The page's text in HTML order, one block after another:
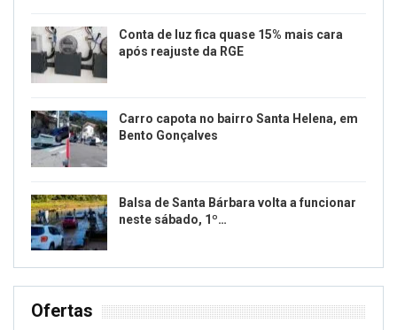
Conta de luz fica quase 15% mais cara
após reajuste da RGE
Carro capota no bairro Santa Helena, em
Bento Gonçalves
Balsa de Santa Bárbara volta a funcionar
neste sábado, 1º…
Ofertas